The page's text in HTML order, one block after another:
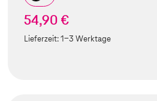
54,90 €
Lieferzeit:1-3 Werktage